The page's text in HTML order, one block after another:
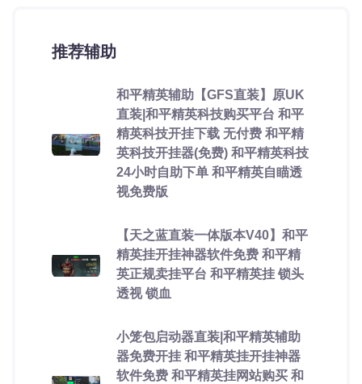
推荐辅助
和平精英辅助【GFS直装】原UK
直装|和平精英科技购买平台 和平
精英科技开挂下载 无付费 和平精
英科技开挂器(免费) 和平精英科技
24小时自助下单 和平精英自瞄透
视免费版
【天之蓝直装一体版本V40】和平
精英挂开挂神器软件免费 和平精
英正规卖挂平台 和平精英挂 锁头
透视 锁血
小笼包启动器直装|和平精英辅助
器免费开挂 和平精英挂开挂神器
软件免费 和平精英挂网站购买 和